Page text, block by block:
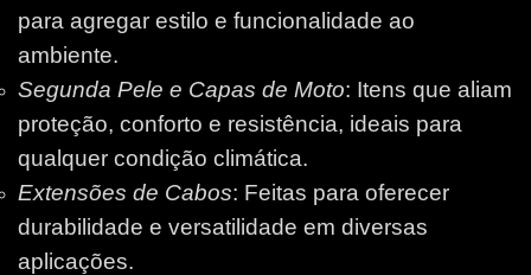
para agregar estilo e funcionalidade ao
ambiente.
Segunda Pele e Capas de Moto: Itens que aliam
proteção, conforto e resistência, ideais para
qualquer condição climática.
Extensões de Cabos: Feitas para oferecer
durabilidade e versatilidade em diversas
aplicações.